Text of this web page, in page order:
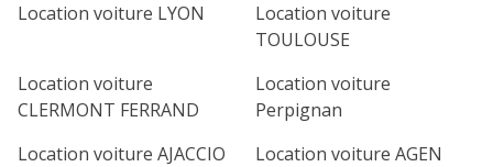
Location voiture LYON
Location voiture
TOULOUSE
Location voiture
CLERMONT FERRAND
Location voiture
Perpignan
Location voiture AJACCIO
Location voiture AGEN